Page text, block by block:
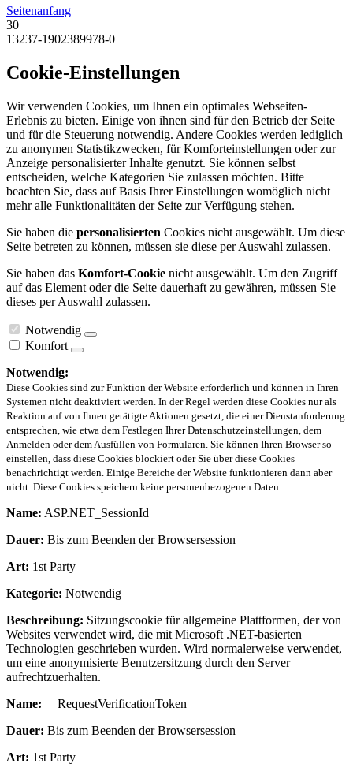
Seitenanfang
30
13237-1902389978-0
Cookie-Einstellungen
Wir verwenden Cookies, um Ihnen ein optimales Webseiten-
Erlebnis zu bieten. Einige von ihnen sind für den Betrieb der Seite
und für die Steuerung notwendig. Andere Cookies werden lediglich
zu anonymen Statistikzwecken, für Komforteinstellungen oder zur
Anzeige personalisierter Inhalte genutzt. Sie können selbst
entscheiden, welche Kategorien Sie zulassen möchten. Bitte
beachten Sie, dass auf Basis Ihrer Einstellungen womöglich nicht
mehr alle Funktionalitäten der Seite zur Verfügung stehen.
Sie haben die personalisierten Cookies nicht ausgewählt. Um diese
Seite betreten zu können, müssen sie diese per Auswahl zulassen.
Sie haben das Komfort-Cookie nicht ausgewählt. Um den Zugriff
auf das Element oder die Seite dauerhaft zu gewähren, müssen Sie
dieses per Auswahl zulassen.
Notwendig
Komfort
Notwendig:
Diese Cookies sind zur Funktion der Website erforderlich und können in Ihren
Systemen nicht deaktiviert werden. In der Regel werden diese Cookies nur als
Reaktion auf von Ihnen getätigte Aktionen gesetzt, die einer Dienstanforderung
entsprechen, wie etwa dem Festlegen Ihrer Datenschutzeinstellungen, dem
Anmelden oder dem Ausfüllen von Formularen. Sie können Ihren Browser so
einstellen, dass diese Cookies blockiert oder Sie über diese Cookies
benachrichtigt werden. Einige Bereiche der Website funktionieren dann aber
nicht. Diese Cookies speichern keine personenbezogenen Daten.
Name: ASP.NET_SessionId
Dauer: Bis zum Beenden der Browsersession
Art: 1st Party
Kategorie: Notwendig
Beschreibung: Sitzungscookie für allgemeine Plattformen, der von
Websites verwendet wird, die mit Microsoft .NET-basierten
Technologien geschrieben wurden. Wird normalerweise verwendet,
um eine anonymisierte Benutzersitzung durch den Server
aufrechtzuerhalten.
Name: __RequestVerificationToken
Dauer: Bis zum Beenden der Browsersession
Art: 1st Party